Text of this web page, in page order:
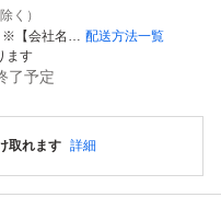
く）
会社宛配送（西濃運輸） ※【会社名必須】 -支店留めor個人宅宛配送は選択を変更してください- 配送方法一覧
ます
了予定
取れます 詳細